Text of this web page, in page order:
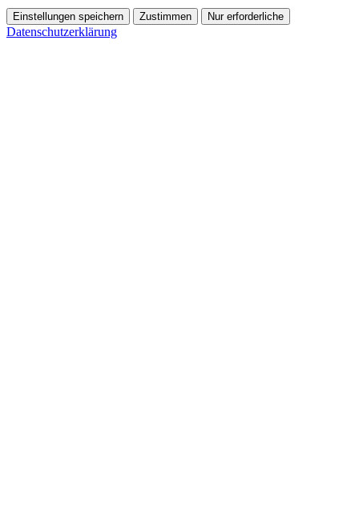
Einstellungen speichern Zustimmen Nur erforderliche
Datenschutzerklärung